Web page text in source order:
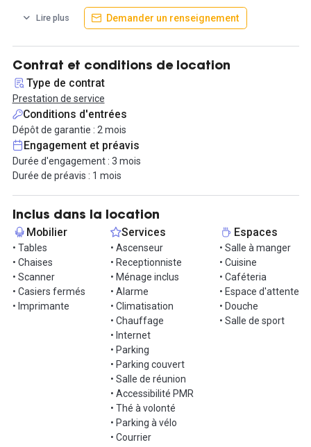
dans ce coworking.
Différentes prestations sont incluses dans ce tarif pour rendre
votre séjour plus agréable : domiciliation, réception du courrier,
internet, climatisation/chauffage, ménage ainsi qu'un service de
réception sont disponibles. De plus, profitez de l'utilisation des
bureaux qui sont ouverts 24h/24 7j/7.
Profitez également des espaces partagés, de la salle à manger,
espaces détente, cuisine ainsi que des salles de réunion
réservables selon vos besoins.
Pour organiser une visite il suffit de contacter votre conseiller
Hub-Grade ! À très vite !
Informations complémentaires sur cet espace de
travail
Nos bureaux privatisés de 4 personnes disposent d'une surface
allant jusqu'à 24m².
L'équipe du 144 vous accueille,
du lundi au jeudi de 8H30 à 12H45 et de 13H45 à 18h,
et le vendredi de 8H30 à 12H45 et de 13H45 à 17H30.
Dans le but de répondre au mieux à vos attentes, notre équipe
peut vous proposer avec ou sans rendez-vous, une visite des
----------------------------------------------------------------------------------
----------------------------------------------------------------------------------
Lire plus Demander un renseignement
Contrat et conditions de location
Type de contrat
Prestation de service
Conditions d'entrées
Dépôt de garantie : 2 mois
Engagement et préavis
Durée d'engagement : 3 mois
Durée de préavis : 1 mois
Inclus dans la location
Mobilier
• Tables
• Chaises
• Scanner
• Casiers fermés
• Imprimante
Services
• Ascenseur
• Receptionniste
• Ménage inclus
• Alarme
• Climatisation
• Chauffage
• Internet
• Parking
• Parking couvert
• Salle de réunion
• Accessibilité PMR
• Thé à volonté
• Parking à vélo
• Courrier
Espaces
• Salle à manger
• Cuisine
• Caféteria
• Espace d'attente
• Douche
• Salle de sport